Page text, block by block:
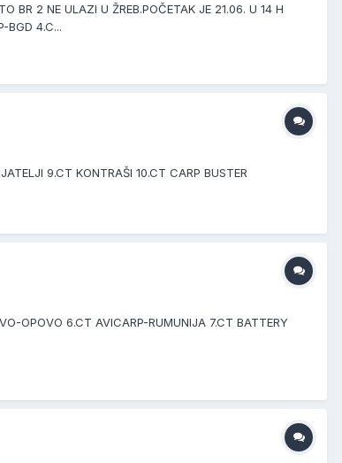
BR 2 NE ULAZI U ŽREB.POČETAK JE 21.06. U 14 H
BGD 4.C...
9.CT KONTRAŠI 10.CT CARP BUSTER
OPOVO 6.CT AVICARP-RUMUNIJA 7.CT BATTERY